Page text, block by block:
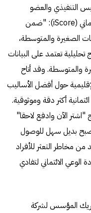
التنفيذي والعضو
المنتدب من الشركة المصرية للاستعلام الائتماني (iScore): "ضمن
الصغيرة والمتوسطة،
تعتمد على البيانات
والمتوسطة. وقد أتاح
حول أفضل الأساليب
أكثر دقة وموثوقية.
"اشتر الآن وادفع لاحقا"
بديل سهل للوصول
مخاطر التعثر للأفراد
الائتماني لتفادي
المؤسس لشركة